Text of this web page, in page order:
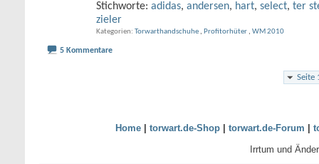
Stichworte: adidas, andersen, hart, select, ter
zieler
Kategorien Torwarthandschuhe , Profitorhüter , WM 2010
5 Kommentare
Seite
Home| torwart.de-Shop| torwart.de-Forum |
Irrtum und